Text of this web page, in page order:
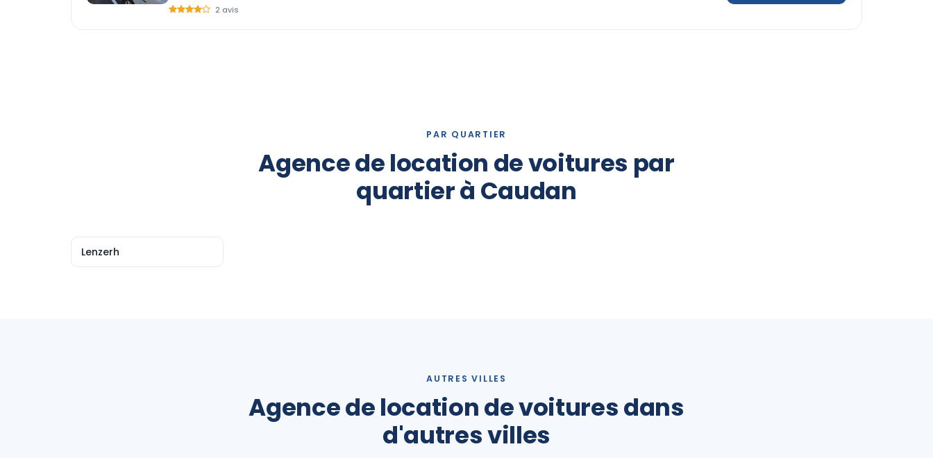
2 avis
PAR QUARTIER
Agence de location de voitures par
quartier à Caudan
Lenzerh
AUTRES VILLES
Agence de location de voitures dans
d'autres villes